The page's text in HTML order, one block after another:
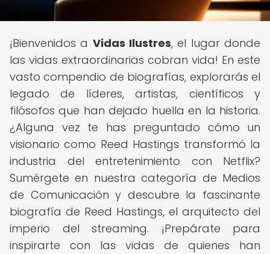
¡Bienvenidos a Vidas Ilustres, el lugar donde
las vidas extraordinarias cobran vida! En este
vasto compendio de biografías, explorarás el
legado de líderes, artistas, científicos y
filósofos que han dejado huella en la historia.
¿Alguna vez te has preguntado cómo un
visionario como Reed Hastings transformó la
industria del entretenimiento con Netflix?
Sumérgete en nuestra categoría de Medios
de Comunicación y descubre la fascinante
biografía de Reed Hastings, el arquitecto del
imperio del streaming. ¡Prepárate para
inspirarte con las vidas de quienes han